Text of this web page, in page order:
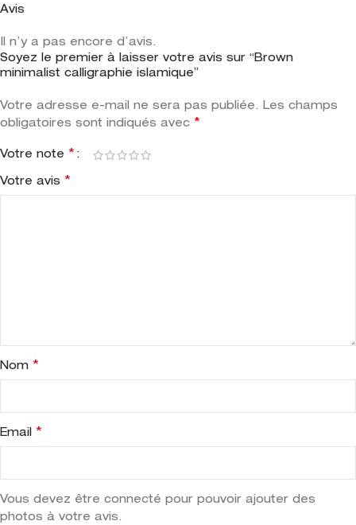
Avis
Il n’y a pas encore d’avis.
Soyez le premier à laisser votre avis sur “Brown
minimalist calligraphie islamique”
Votre adresse e-mail ne sera pas publiée. Les champs
obligatoires sont indiqués avec *
Votre note *
Votre avis *
Nom *
Email *
Vous devez être connecté pour pouvoir ajouter des
photos à votre avis.